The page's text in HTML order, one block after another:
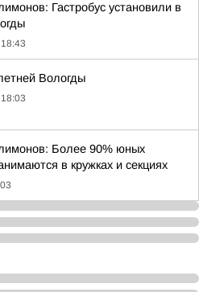
Гастробус установили в
Вологды
Более 90% юных
в кружках и секциях